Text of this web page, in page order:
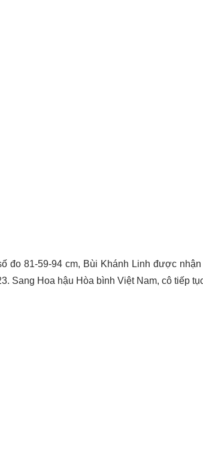
đo 81-59-94 cm, Bùi Khánh Linh được
Sang Hoa hậu Hòa bình Việt Nam, cô tiếp